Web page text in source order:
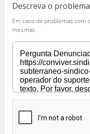
Descreva o
Em caso de problemas com
mesmas.